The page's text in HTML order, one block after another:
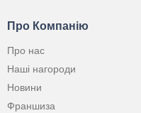
Про Компанію
Про нас
Наші нагороди
Новини
Франшиза